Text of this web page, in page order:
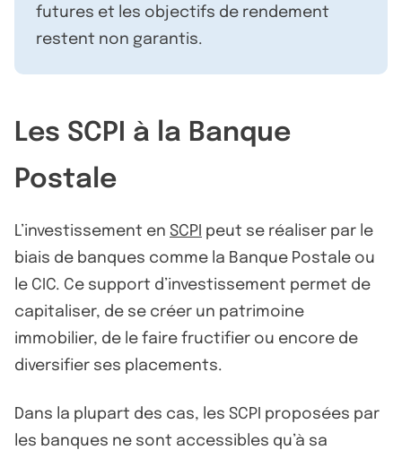
futures et les objectifs de rendement
restent non garantis.
Les SCPI à la Banque
Postale
L’investissement en SCPI peut se réaliser par le
biais de banques comme la Banque Postale ou
le CIC. Ce support d’investissement permet de
capitaliser, de se créer un patrimoine
immobilier, de le faire fructifier ou encore de
diversifier ses placements.
Dans la plupart des cas, les SCPI proposées par
les banques ne sont accessibles qu’à sa